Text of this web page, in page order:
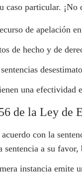
caso particular.
de apelación
de hecho y de
una efectividad
de la Ley de
con la
a su
instancia emite